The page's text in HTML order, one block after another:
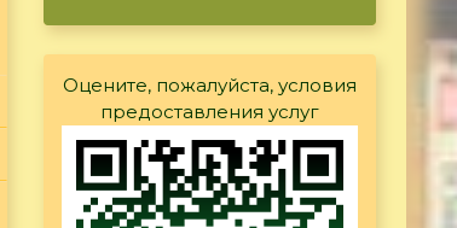
Оцените, пожалуйста, условия
предоставления услуг